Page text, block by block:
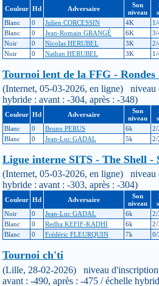
Couleur Hd Adversaire
Son
niveau
Blanc
0 Julien CORCESSIN 4K 1/
Blanc
0 Jean-Romain GRANGÉ 6K 3/
Noir
0 Nicolas HERUBEL 3K 2/
Noir
0 Nathan HERUBEL 3K 1/
Tournoi lent de la FFG - Rondes
(Internet, 05-03-2026, en ligne) niveau
hybride : avant : -304, après : -348)
Couleur Hd Adversaire
Son
niveau
Blanc
0 Bruno PERUS 6k 2/
Blanc
0 Jean-Luc GADAL 5k 2/
Ligue interne SITS - The Shell -
(Internet, 05-03-2026, en ligne) niveau
hybride : avant : -303, après : -304)
Couleur Hd Adversaire
Son
niveau
Noir
0 Jean-Luc GADAL 6k 2/
Blanc
0 Redha KEFIF-KADHI 6k 2/
Blanc
0 Frédéric FLEURQUIN 7k 0/
Tournoi ch'ti
(Lille, 28-02-2026) niveau
avant : -490, après : -475 / échelle